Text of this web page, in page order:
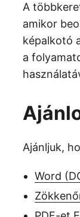
A
amikor
képalkotó
a
Ajánljuk,
Word